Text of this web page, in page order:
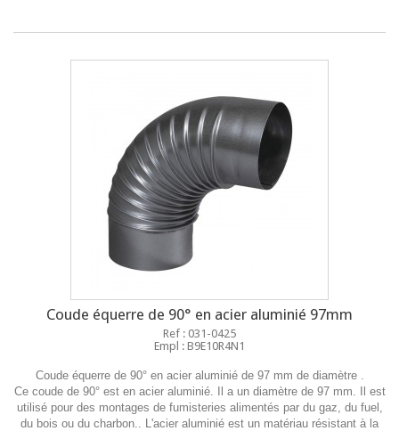
Coude équerre de 90° en acier aluminié 97mm
Ref : 031-0425
Empl : B9E10R4N1
Coude équerre de 90° en acier aluminié de 97 mm de diamètre .
Ce coude de 90° est en acier aluminié. Il a un diamètre de 97 mm. Il est
utilisé pour des montages de fumisteries alimentés par du gaz, du fuel,
du bois ou du charbon.. L'acier aluminié est un matériau résistant à la